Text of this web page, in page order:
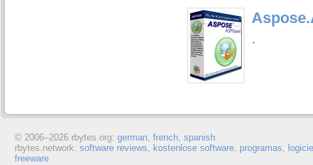
.
© 2006–2026 rbytes.org: german, french, spanish
rbytes.network: software reviews, kostenlose software, programas,
freeware